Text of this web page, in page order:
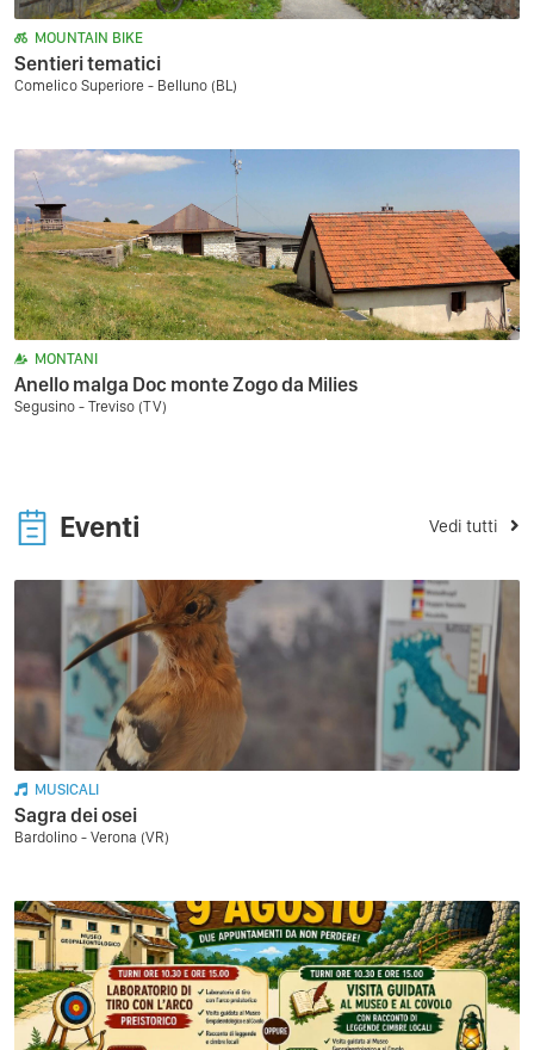
MOUNTAIN BIKE
Sentieri tematici
Comelico Superiore - Belluno (BL)
MONTANI
Anello malga Doc monte Zogo da Milies
Segusino - Treviso (TV)
Eventi Vedi tutti
MUSICALI
Sagra dei osei
Bardolino - Verona (VR)